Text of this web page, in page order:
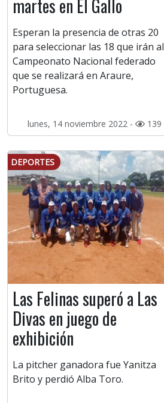
martes en El Gallo
Esperan la presencia de otras 20
para seleccionar las 18 que irán al
Campeonato Nacional federado
que se realizará en Araure,
Portuguesa.
lunes, 14 noviembre 2022 - 139
DEPORTES
Las Felinas superó a Las
Divas en juego de
exhibición
La pitcher ganadora fue Yanitza
Brito y perdió Alba Toro.